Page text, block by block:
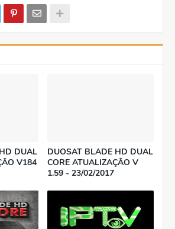
DUAL
V184
DUOSAT BLADE HD DUAL
CORE ATUALIZAÇÃO V
1.59 - 23/02/2017